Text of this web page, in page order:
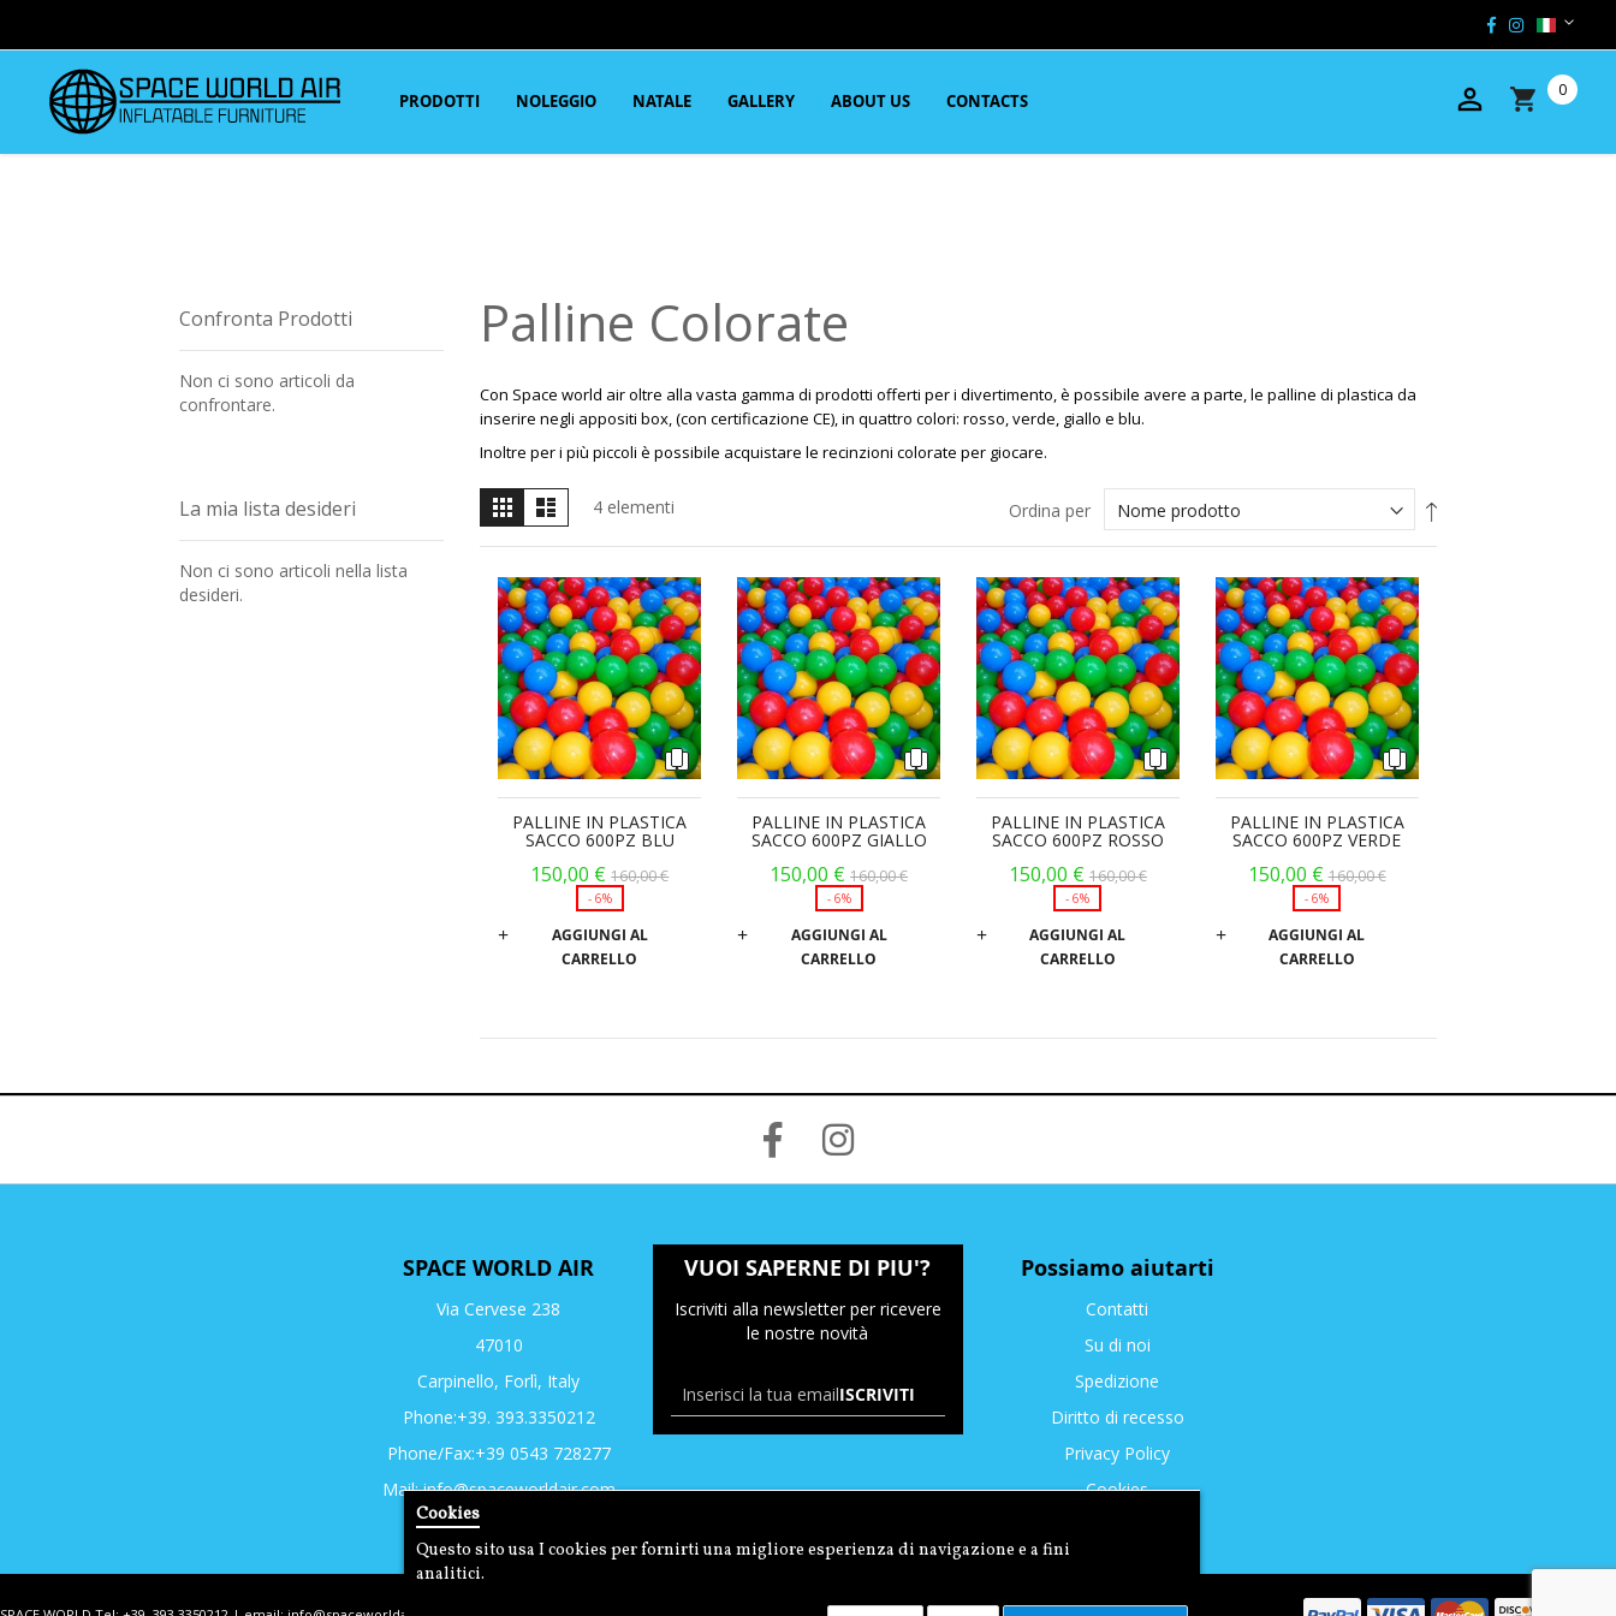
Cookies
Questo sito usa I cookies per fornirti una migliore esperienza di navigazione e a fini
analitici.
PRODOTTI NOLEGGIO NATALE GALLERY ABOUT US CONTACTS
Palline Colorate
Con Space world air oltre alla vasta gamma di prodotti offerti per i divertimento, è possibile avere a parte, le palline di plastica da
inserire negli appositi box, (con certificazione CE), in quattro colori: rosso, verde, giallo e blu.
Inoltre per i più piccoli è possibile acquistare le recinzioni colorate per giocare.
Mostra
come
GrigliaLista 4 elementi Ordina per
Imposta
direzione
PALLINE IN PLASTICA
SACCO 600PZ BLU
150,00 € 160,00 €
6%
AGGIUNGI AL
CARRELLO
PALLINE IN PLASTICA
SACCO 600PZ GIALLO
150,00 € 160,00 €
6%
AGGIUNGI AL
CARRELLO
PALLINE IN PLASTICA
SACCO 600PZ ROSSO
150,00 € 160,00 €
6%
AGGIUNGI AL
CARRELLO
PALLINE IN PLASTICA
SACCO 600PZ VERDE
150,00 € 160,00 €
6%
AGGIUNGI AL
CARRELLO
Confronta Prodotti
Non ci sono articoli da
confrontare.
La mia lista desideri
Non ci sono articoli nella lista
desideri.
SPACE WORLD AIR
Via Cervese 238
47010
Carpinello, Forlì, Italy
Phone:+39. 393.3350212
Phone/Fax:+39 0543 728277
Mail:info@spaceworldair.com
VUOI SAPERNE DI PIU'?
Iscriviti alla newsletter per ricevere
le nostre novità
ISCRIVITI
Possiamo aiutarti
Contatti
Su di noi
Spedizione
Diritto di recesso
Privacy Policy
Cookies